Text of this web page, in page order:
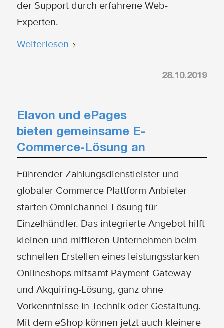
der Support durch erfahrene Web-
Experten.
Weiterlesen
28.10.2019
Elavon und ePages
bieten gemeinsame E-
Commerce-Lösung an
Führender Zahlungsdienstleister und
globaler Commerce Plattform Anbieter
starten Omnichannel-Lösung für
Einzelhändler. Das integrierte Angebot hilft
kleinen und mittleren Unternehmen beim
schnellen Erstellen eines leistungsstarken
Onlineshops mitsamt Payment-Gateway
und Akquiring-Lösung, ganz ohne
Vorkenntnisse in Technik oder Gestaltung.
Mit dem eShop können jetzt auch kleinere